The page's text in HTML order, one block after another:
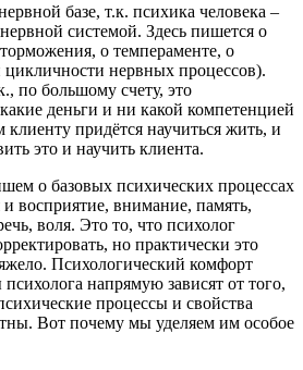
базе, т.к. психика человека –
системой. Здесь пишется о
о темпераменте, о
нервных процессов).
по большому счету, это
деньги и ни какой компетенцией
клиенту придётся научиться жить, и
это и научить клиента.
о базовых психических процессах
восприятие, внимание, память,
воля. Это то, что психолог
но практически это
Психологический комфорт
напрямую зависят от того,
процессы и свойства
Вот почему мы уделяем им особое